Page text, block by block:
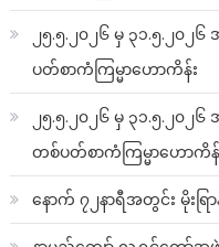
၂၅.၅.၂၀၂၆ မှ ၃၁.၅.၂၀
ပတ်စာကံကြမ္မာဟောကိန်း
၂၅.၅.၂၀၂၆ မှ ၃၁.၅.၂၀
တစ်ပတ်စာကံကြမ္မာဟောကိန်
နောက် ၇၂နာရီအတွင်း မိုးရ